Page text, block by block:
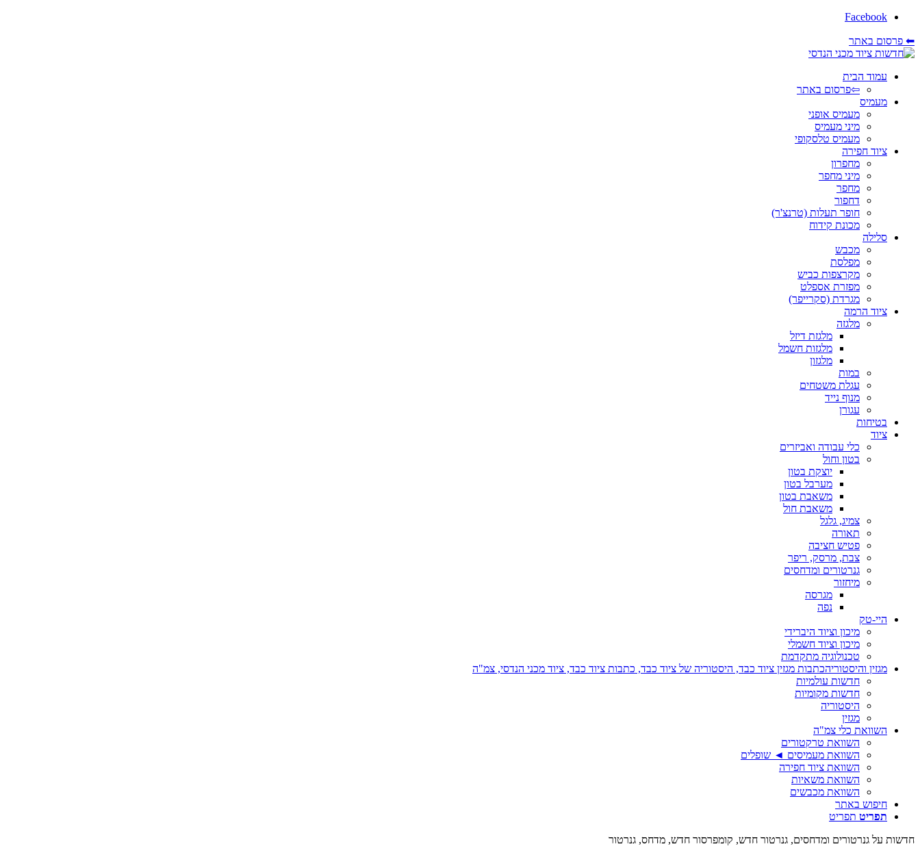
Facebook
⬅ פרסום באתר
עמוד הבית
⇦פרסום באתר
מעמיס
מעמיס אופני
מיני מעמיס
מעמיס טלסקופי
ציוד חפירה
מחפרון
מיני מחפר
מחפר
דחפור
חופר תעלות (טרנצ'ר)
מכונת קידוח
סלילה
מכבש
מפלסת
מקרצפות כביש
מפזרת אספלט
מגרדת (סקרייפר)
ציוד הרמה
מלגזה
מלגזת דיזל
מלגזות חשמל
מלגזון
במות
עגלת משטחים
מנוף נייד
עגורן
בטיחות
ציוד
כלי עבודה ואביזרים
בטון וחול
יוצקת בטון
מערבל בטון
משאבת בטון
משאבת חול
צמיג, גלגל
תאורה
פטיש חציבה
צבת, מרסק, ריפר
גנרטורים ומדחסים
מיחזור
מגרסה
נפה
היי-טק
מיכון וציוד היברידי
מיכון וציוד חשמלי
טכנולוגיה מתקדמת
מגזין והיסטוריהכתבות מגזין ציוד כבד, היסטוריה של ציוד כבד, כתבות ציוד כבד, ציוד מכני הנדסי, צמ"ה
חדשות עולמיות
חדשות מקומיות
היסטוריה
מגזין
השוואת כלי צמ"ה
השוואת טרקטורים
השוואת מעמיסים ◄ שופלים
השוואת ציוד חפירה
השוואת משאיות
השוואת מכבשים
חיפוש באתר
תפריט תפריט
חדשות על גנרטורים ומדחסים, גנרטור חדש, קומפרסור חדש, מדחס, גנרטור